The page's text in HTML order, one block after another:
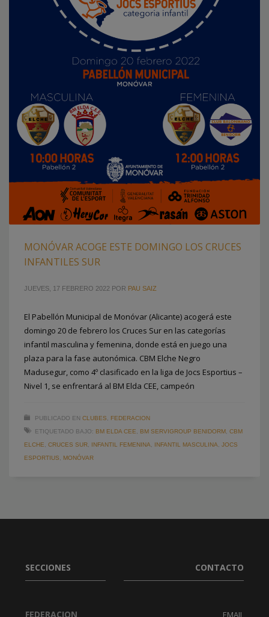
MONÓVAR ACOGE ESTE DOMINGO LOS CRUCES
INFANTILES SUR
JUEVES, 17 FEBRERO 2022 POR PAU SAIZ
El Pabellón Municipal de Monóvar (Alicante) acogerá este
domingo 20 de febrero los Cruces Sur en las categorías
infantil masculina y femenina, donde está en juego una
plaza para la fase autonómica. CBM Elche Negro
Madusegur, como 4º clasificado en la liga de Jocs Esportius –
Nivel 1, se enfrentará al BM Elda CEE, campeón
PUBLICADO EN CLUBES
FEDERACION
ETIQUETADO BAJO: BM ELDA CEE BM SERVIGROUP BENIDORM CBM
ELCHE
CRUCES SUR INFANTIL FEMENINA INFANTIL MASCULINA
JOCS
ESPORTIUS
MONÓVAR
SECCIONES
FEDERACION
CONTACTO
EMAIL